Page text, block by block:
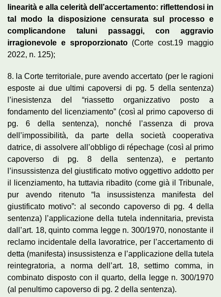
linearità e alla celerità dell’accertamento: riflettendosi in
tal modo la disposizione censurata sul processo e
complicandone taluni passaggi, con aggravio
irragionevole e sproporzionato(Corte cost.19 maggio
2022, n. 125);
8. la Corte territoriale, pure avendo accertato (per le ragioni
esposte ai due ultimi capoversi di pg. 5 della sentenza)
l’inesistenza del “riassetto organizzativo posto a
fondamento del licenziamento” (così al primo capoverso di
pg. 6 della sentenza), nonché l’assenza di prova
dell’impossibilità, da parte della società cooperativa
datrice, di assolvere all’obbligo di répechage (così al primo
capoverso di pg. 8 della sentenza), e pertanto
l’insussistenza del giustificato motivo oggettivo addotto per
il licenziamento, ha tuttavia ribadito (come già il Tribunale,
pur avendo ritenuto “la insussistenza manifesta del
giustificato motivo”: al secondo capoverso di pg. 4 della
sentenza) l’applicazione della tutela indennitaria, prevista
dall’art. 18, quinto comma legge n. 300/1970, nonostante il
reclamo incidentale della lavoratrice, per l’accertamento di
detta (manifesta) insussistenza e l’applicazione della tutela
reintegratoria, a norma dell’art. 18, settimo comma, in
combinato disposto con il quarto, della legge n. 300/1970
(al penultimo capoverso di pg. 2 della sentenza).